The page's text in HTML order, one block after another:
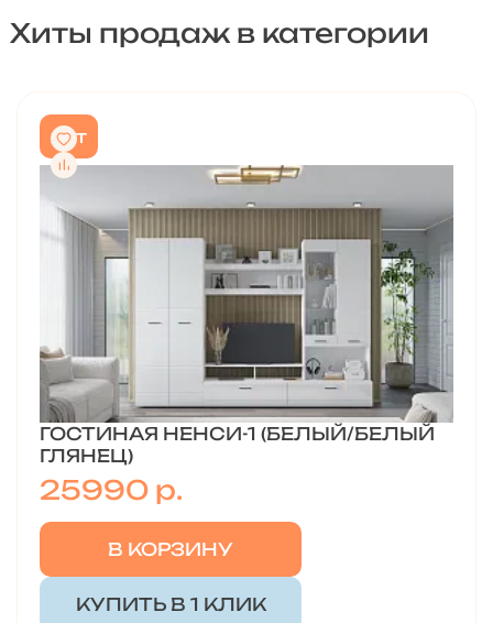
Хиты продаж в категории
хит
ГОСТИНАЯ НЕНСИ-1 (БЕЛЫЙ/БЕЛЫЙ
ГЛЯНЕЦ)
25990 р.
В КОРЗИНУ
КУПИТЬ В 1 КЛИК